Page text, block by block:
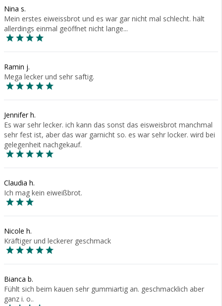
Nina s.
Mein erstes eiweissbrot und es war gar nicht mal schlecht. hält
allerdings einmal geöffnet nicht lange...
Ramin j.
Mega lecker und sehr saftig.
Jennifer h.
Es war sehr lecker. ich kann das sonst das eisweisbrot manchmal
sehr fest ist, aber das war garnicht so. es war sehr locker. wird bei
gelegenheit nachgekauf.
Claudia h.
Ich mag kein eiweißbrot.
Nicole h.
Kräftiger und leckerer geschmack
Bianca b.
Fühlt sich beim kauen sehr gummiartig an. geschmacklich aber
ganz i. o..